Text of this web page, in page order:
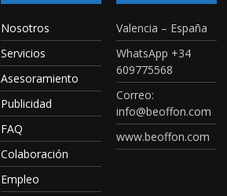
Nosotros
Servicios
Asesoramiento
Publicidad
FAQ
Colaboración
Empleo
Valencia – España
WhatsApp +34
609775568
Correo:
info@beoffon.com
www.beoffon.com